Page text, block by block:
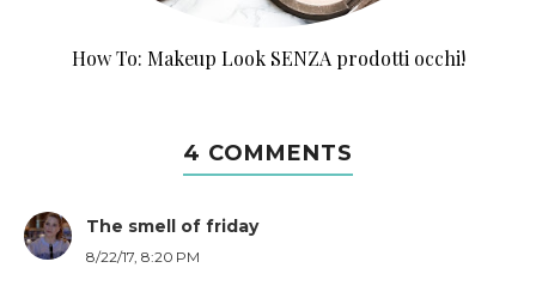
How To: Makeup Look SENZA prodotti occhi!
4 COMMENTS
The smell of friday
8/22/17, 8:20 PM